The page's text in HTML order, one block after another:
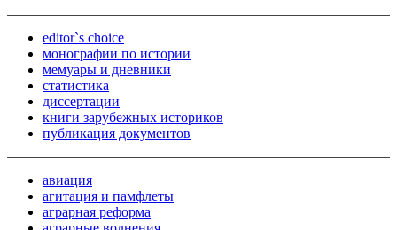
editor`s choice
монографии по истории
мемуары и дневники
статистика
диссертации
книги зарубежных историков
публикация документов
авиация
агитация и памфлеты
аграрная реформа